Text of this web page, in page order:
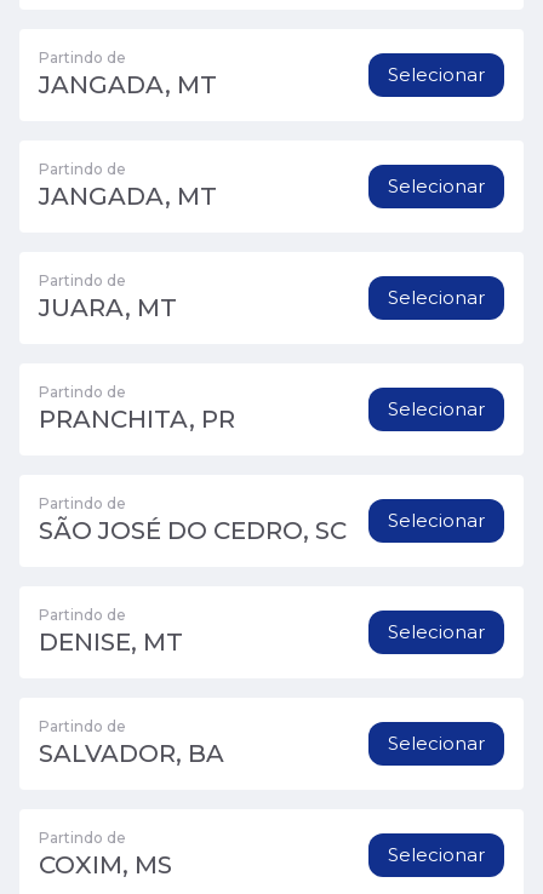
Partindo de
JANGADA, MT Selecionar
Partindo de
JANGADA, MT Selecionar
Partindo de
JUARA, MT Selecionar
Partindo de
PRANCHITA, PR Selecionar
Partindo de
SÃO JOSÉ DO CEDRO, SC Selecionar
Partindo de
DENISE, MT Selecionar
Partindo de
SALVADOR, BA Selecionar
Partindo de
COXIM, MS Selecionar